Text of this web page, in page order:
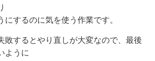
にするのに気を使う作業です。
敗するとやり直しが大変なので、最後
ように